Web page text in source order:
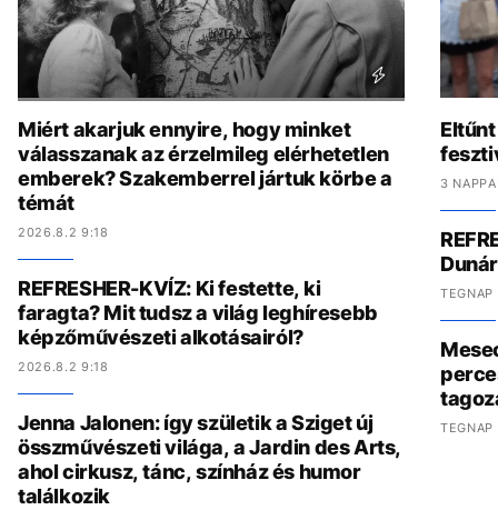
Miért akarjuk ennyire, hogy minket
válasszanak az érzelmileg elérhetetlen
emberek? Szakemberrel jártuk körbe a
témát
2026.8.2 9:18
REFRESHER-KVÍZ: Ki festette, ki
faragta? Mit tudsz a világ leghíresebb
képzőművészeti alkotásairól?
2026.8.2 9:18
Jenna Jalonen: így születik a Sziget új
összművészeti világa, a Jardin des Arts,
ahol cirkusz, tánc, színház és humor
találkozik
3